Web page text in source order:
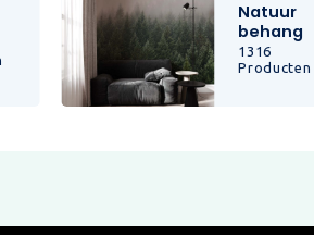
Natuur
behang
1316
Producten